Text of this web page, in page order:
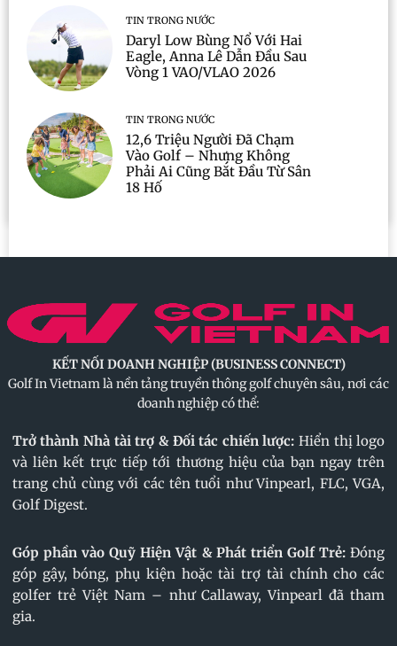
TIN TRONG NƯỚC
Daryl Low Bùng Nổ Với Hai
Eagle, Anna Lê Dẫn Đầu Sau
Vòng 1 VAO/VLAO 2026
TIN TRONG NƯỚC
12,6 Triệu Người Đã Chạm
Vào Golf – Nhưng Không
Phải Ai Cũng Bắt Đầu Từ Sân
18 Hố
KẾT NỐI DOANH NGHIỆP (BUSINESS CONNECT)
Golf In Vietnam là nền tảng truyền thông golf chuyên sâu, nơi các
doanh nghiệp có thể:
Trở thành Nhà tài trợ & Đối tác chiến lược: Hiển thị logo
và liên kết trực tiếp tới thương hiệu của bạn ngay trên
trang chủ cùng với các tên tuổi như Vinpearl, FLC, VGA,
Golf Digest.
Góp phần vào Quỹ Hiện Vật & Phát triển Golf Trẻ: Đóng
góp gậy, bóng, phụ kiện hoặc tài trợ tài chính cho các
golfer trẻ Việt Nam – như Callaway, Vinpearl đã tham
gia.